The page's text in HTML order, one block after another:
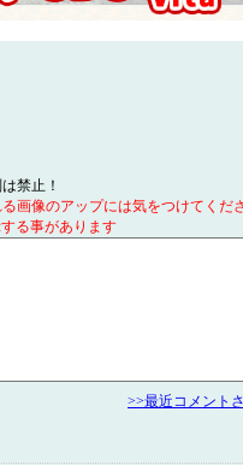
禁止！
画像のアップには気をつけてくだ
る事があります
>>最近コメント